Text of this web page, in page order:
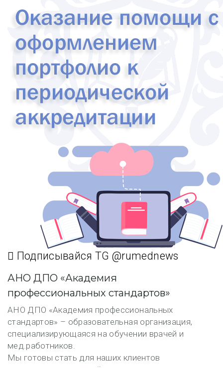
Подписывайся TG @rumednews
АНО ДПО «Академия
профессиональных стандартов»
АНО ДПО «Академия профессиональных
стандартов» – образовательная организация,
специализирующаяся на обучении врачей и
мед.работников.
Мы готовы стать для наших клиентов